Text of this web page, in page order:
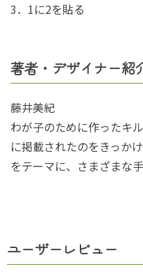
3．1に2を貼る
著者・デザイナー紹
藤井美紀
わが子のために作ったキ
に掲載されたのをきっか
をテーマに、さまざまな
ユーザーレビュー